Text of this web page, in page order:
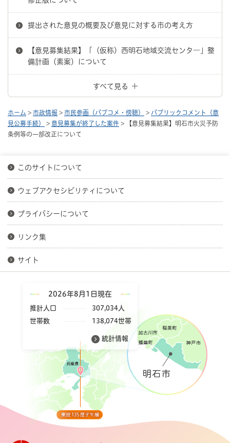
提出された意見の概要及び意見に対する市の考え方
【意見募集結果】「（仮称）西明石地域交流センタ―」整
備計画（素案）について
すべて見る
ホーム > 市政情報 > 市民参画（パブコメ・傍聴） > パブリックコメント（意
見公募手続）
> 意見募集が終了した案件 > 【意見募集結果】明石市火災予防
条例等の一部改正について
このサイトについて
ウェブアクセシビリティについて
プライバシーについて
リンク集
サイト
2026年8月1日現在
推計人口
307,034人
世帯数
138,074世帯
統計情報